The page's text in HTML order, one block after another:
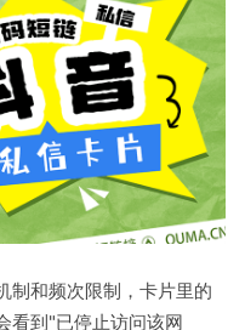
制和频次限制，卡片里的
看到"已停止访问该网